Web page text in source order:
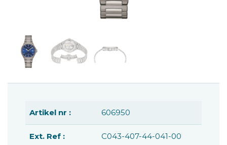
Artikel nr : 606950
Ext. Ref : C043-407-44-041-00